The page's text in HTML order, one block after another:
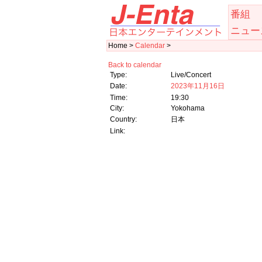
番組
ニュ
Home > Calendar >
Back to calendar
Type:
Live/Concert
Date:
2023年11月16日
Time:
19:30
City:
Yokohama
Country:
日本
Link: